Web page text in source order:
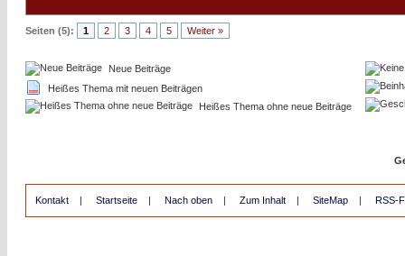
Seiten (5): 1 2 3 4 5 Weiter »
Neue Beiträge
Heißes Thema mit neuen Beiträgen
Heißes Thema ohne neue Beiträge
Kontakt | Startseite | Nach oben | Zum Inhalt | SiteMap | RSS-